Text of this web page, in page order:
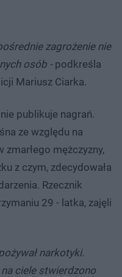
zagrożenie nie
osób -podkreśla
Mariusz Ciarka.
publikuje nagrań.
ze względu na
mężczyzny,
z czym, zdecydowała
Rzecznik
29 - latka, zajęli
narkotyki.
na ciele stwierdzono